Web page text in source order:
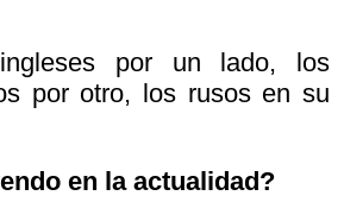
por un lado, los
por otro, los rusos en su
en la actualidad?